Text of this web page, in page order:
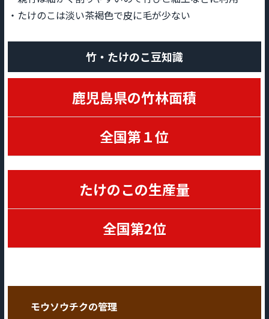
・たけのこは淡い茶褐色で皮に毛が少ない
竹・たけのこ豆知識
鹿児島県の竹林面積
全国第１位
たけのこの生産量
全国第2位
モウソウチクの管理